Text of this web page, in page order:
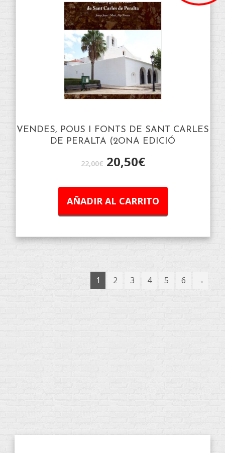
VENDES, POUS I FONTS DE SANT CARLES
DE PERALTA (2ONA EDICIÓ
22,00€ 20,50€
AÑADIR AL CARRITO
1 2 3 4 5 6 →